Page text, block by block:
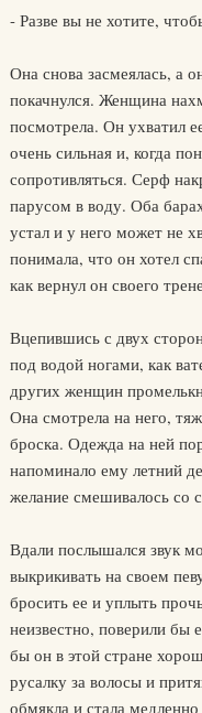
- Разве вы не хотите,
Она снова засмеялась, а
покачнулся. Женщина
посмотрела. Он ухватил
очень сильная и, когда
сопротивляться. Серф
парусом в воду. Оба
устал и у него может не
понимала, что он хотел
как вернул он своего
Вцепившись с двух
под водой ногами, как
других женщин
Она смотрела на него,
броска. Одежда на ней
напоминало ему летний
желание смешивалось со
Вдали послышался звук
выкрикивать на своем
бросить ее и уплыть
неизвестно, поверили
бы он в этой стране
русалку за волосы и
обмякла и стала